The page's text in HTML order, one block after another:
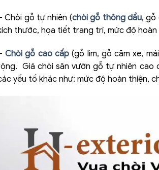
Chòi gỗ tự nhiên (chòi gỗ thông dầu, gỗ
thước, họa tiết trang trí, mức độ
Chòi gỗ cao cấp(gỗ lim, gỗ căm xe,
Giá chòi sân vườn gỗ tự nhiên cao
yếu tố khác như: mức độ hoàn thiện,